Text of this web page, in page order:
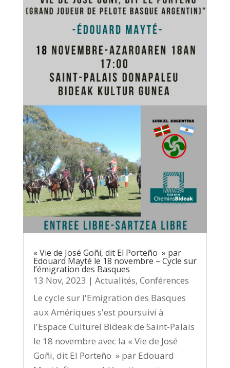
« Vie de José Goñi, dit El Porteño » par
Edouard Mayté le 18 novembre – Cycle sur
l’émigration des Basques
13 Nov, 2023 | Actualités, Conférences
Le cycle sur l'Emigration des Basques
aux Amériques s'est poursuivi à
l'Espace Culturel Bideak de Saint-Palais
le 18 novembre avec la « Vie de José
Goñi, dit El Porteño » par Edouard